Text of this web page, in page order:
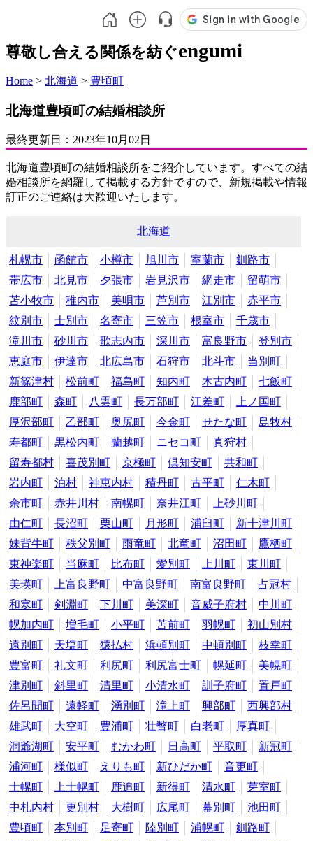
尊敬し合える関係を紡ぐengumi
Home > 北海道 > 豊頃町
北海道豊頃町の結婚相談所
最終更新日： 2023年10月02日
北海道豊頃町の結婚相談所をご紹介しています。すべての結
婚相談所を網羅して掲載する方針ですので、新規掲載や情報
訂正のご連絡は大歓迎いたします。
北海道
札幌市 函館市 小樽市 旭川市 室蘭市
釧路市
帯広市
北見市 夕張市 岩見沢市 網走市
留萌市
苫小牧市
稚内市 美唄市 芦別市 江別市
赤平市
紋別市
士別市 名寄市 三笠市 根室市
千歳市
滝川市
砂川市 歌志内市 深川市 富良野市
登別市
恵庭市
伊達市 北広島市 石狩市 北斗市
当別町
新篠津村
松前町 福島町 知内町 木古内町
七飯町
鹿部町
森町 八雲町 長万部町 江差町
上ノ国町
厚沢部町
乙部町 奥尻町 今金町 せたな町
島牧村
寿都町
黒松内町 蘭越町 ニセコ町
真狩村
留寿都村
喜茂別町 京極町 倶知安町
共和町
岩内町
泊村 神恵内村 積丹町 古平町
仁木町
余市町
赤井川村 南幌町 奈井江町
上砂川町
由仁町
長沼町 栗山町 月形町 浦臼町
新十津川町
妹背牛町
秩父別町 雨竜町 北竜町 沼田町
鷹栖町
東神楽町
当麻町 比布町 愛別町 上川町
東川町
美瑛町
上富良野町 中富良野町 南富良野町
占冠村
和寒町
剣淵町 下川町 美深町 音威子府村
中川町
幌加内町
増毛町 小平町 苫前町 羽幌町
初山別村
遠別町
天塩町 猿払村 浜頓別町 中頓別町
枝幸町
豊富町
礼文町 利尻町 利尻富士町 幌延町
美幌町
津別町
斜里町 清里町 小清水町 訓子府町
置戸町
佐呂間町
遠軽町 湧別町 滝上町 興部町
西興部村
雄武町
大空町 豊浦町 壮瞥町 白老町
厚真町
洞爺湖町
安平町 むかわ町 日高町 平取町
新冠町
浦河町
様似町 えりも町 新ひだか町
音更町
士幌町
上士幌町 鹿追町 新得町 清水町
芽室町
中札内村
更別村 大樹町 広尾町 幕別町
池田町
豊頃町
本別町 足寄町 陸別町 浦幌町
釧路町